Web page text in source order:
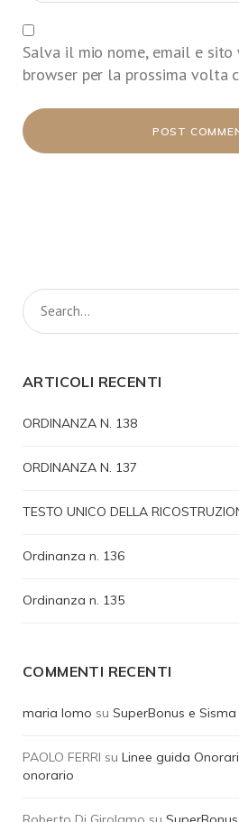
Salva il mio nome, email e sito
browser per la prossima volta
ARTICOLI RECENTI
ORDINANZA N. 138
ORDINANZA N. 137
TESTO UNICO DELLA
Ordinanza n. 136
Ordinanza n. 135
COMMENTI RECENTI
maria lomo su SuperBonus e
PAOLO FERRI su Linee guida
onorario